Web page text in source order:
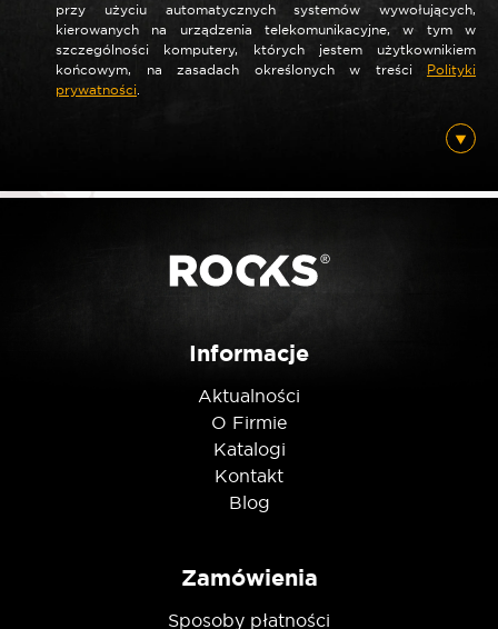
Nazwa*
Posiadam ten produkt
przy użyciu automatycznych systemów wywołujących,
kierowanych na urządzenia telekomunikacyjne, w tym w
szczególności komputery, których jestem użytkownikiem
końcowym, na zasadach określonych w treści Polityki
prywatności.
Informacje
Aktualności
O Firmie
Katalogi
Kontakt
Blog
Zamówienia
Sposoby płatności